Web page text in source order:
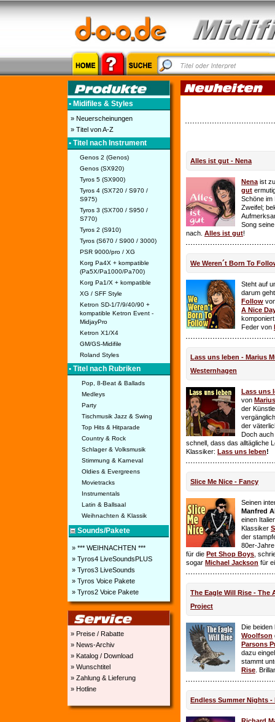
• Midifiles & Styles
» Neuerscheinungen
» Titel von A-Z
• Titel nach Instrument
Genos 2 (Genos)
Genos (SX920)
Tyros 5 (SX900)
Tyros 4 (SX720 / S970 /
S975)
Tyros 3 (SX700 / S950 /
S770)
Tyros 2 (S910)
Tyros (S670 / S900 / 3000)
PSR 9000/pro / XG
Korg Pa4X + kompatible
(Pa5X/Pa1000/Pa700)
Korg Pa1/X + kompatible
XG / SFF Style
Ketron SD-1/7/9/40/90 +
kompatible Ketron Event -
MidjayPro
Ketron X1/X4
GM/GS-Midifile
Roland Styles
• Titel nach Rubriken
Pop, 8-Beat & Ballads
Medleys
Party
Tischmusik Jazz & Swing
Top Hits & Hitparade
Country & Rock
Schlager & Volksmusik
Stimmung & Karneval
Oldies & Evergreens
Movietracks
Instrumentals
Latin & Ballsaal
Weihnachten & Klassik
Sounds/Pakete
» *** WEIHNACHTEN ***
» Tyros4 LiveSoundsPLUS
» Tyros3 LiveSounds
» Tyros Voice Pakete
» Tyros2 Voice Pakete
» Preise / Rabatte
» News-Archiv
» Katalog / Download
» Wunschtitel
» Zahlung & Lieferung
» Hotline
Alles ist gut - Nena
Nena ist
gut
Schöne im
Zweifel;
Song
nach. Alles ist gut!
We Weren´t Born To
Steht auf
darum
Follow
A Nice
Feder von
Lass uns leben - Marius
Westernhagen
Lass uns
von
der
der
Doch auch
schnell, dass das alltägliche
Klassiker: Lass uns leben!
Slice Me Nice - Fancy
Seinen
Manfred
einen
Klassiker
der
80er-
für die Pet Shop Boys ,
sogar Michael Jackson für
The Eagle Will Rise - The
Project
Die beiden
Woolfson
Parsons
dazu
stammt
Rise .
Endless Summer Nights -